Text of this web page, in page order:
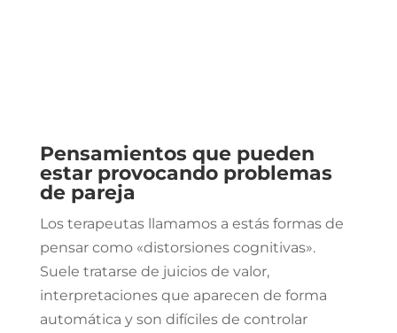
Pensamientos que pueden
estar provocando problemas
de pareja
Los terapeutas llamamos a estás formas de
pensar como «distorsiones cognitivas».
Suele tratarse de juicios de valor,
interpretaciones que aparecen de forma
automática y son difíciles de controlar